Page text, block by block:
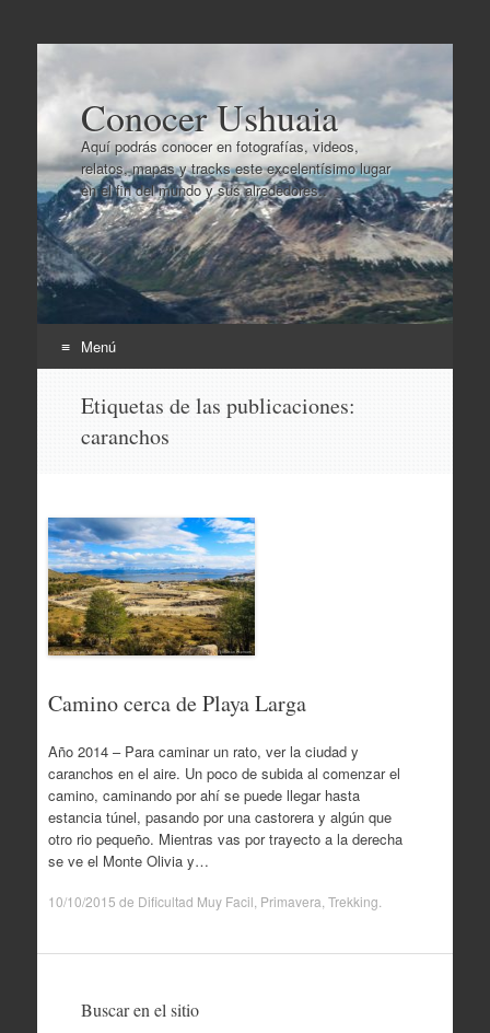
Conocer Ushuaia
Aquí podrás conocer en fotografías, videos,
relatos, mapas y tracks este excelentísimo lugar
en el fin del mundo y sus alrededores..
Menú
contenido
Etiquetas de las publicaciones:
caranchos
Camino cerca de Playa Larga
Año 2014 – Para caminar un rato, ver la ciudad y
caranchos en el aire. Un poco de subida al comenzar el
camino, caminando por ahí se puede llegar hasta
estancia túnel, pasando por una castorera y algún que
otro rio pequeño. Mientras vas por trayecto a la derecha
se ve el Monte Olivia y…
10/10/2015 de Dificultad Muy Facil Primavera Trekking
Buscar en el sitio